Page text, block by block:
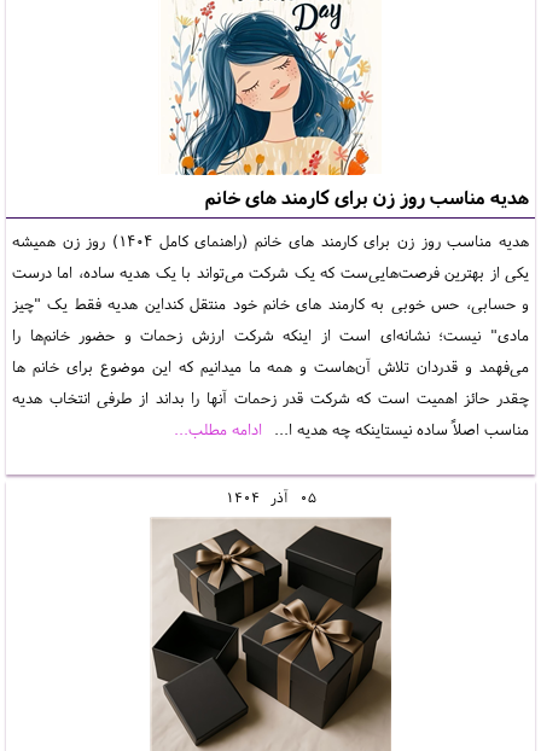
هدیه مناسب روز زن برای کارمند های خانم
هدیه مناسب روز زن برای کارمند های خانم (راهنمای کامل 1404) روز زن همیشه
یکی از بهترین فرصت‌هایی‌ست که یک شرکت می‌تواند با یک هدیه ساده، اما درست
و حسابی، حس خوبی به کارمند های خانم خود منتقل کنداین هدیه فقط یک "چیز
مادی" نیست؛ نشانه‌ای است از اینکه شرکت ارزش زحمات و حضور خانم‌ها را
می‌فهمد و قدردان تلاش آن‌هاست و همه ما میدانیم که این موضوع برای خانم ها
چقدر حائز اهمیت است که شرکت قدر زحمات آنها را بداند از طرفی انتخاب هدیه
مناسب اصلاً ساده نیستاینکه چه هدیه ا... ادامه مطلب...
05 آذر 1404